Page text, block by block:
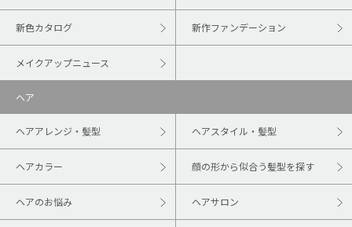
新色カタログ 新作ファンデーション
メイクアップニュース
ヘア
ヘアアレンジ・髪型 ヘアスタイル・髪型
ヘアカラー 顔の形から似合う髪型を探す
ヘアのお悩み ヘアサロン